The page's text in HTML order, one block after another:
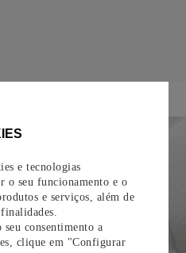
e tecnologias
o seu funcionamento e o
e serviços, além de
consentimento a
clique em "Configurar